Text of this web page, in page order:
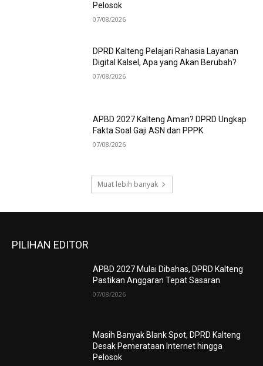
Pelosok
07/08/2026
DPRD Kalteng Pelajari Rahasia Layanan
Digital Kalsel, Apa yang Akan Berubah?
07/08/2026
APBD 2027 Kalteng Aman? DPRD Ungkap
Fakta Soal Gaji ASN dan PPPK
07/08/2026
Muat lebih banyak
PILIHAN EDITOR
APBD 2027 Mulai Dibahas, DPRD Kalteng
Pastikan Anggaran Tepat Sasaran
07/08/2026
Masih Banyak Blank Spot, DPRD Kalteng
Desak Pemerataan Internet hingga
Pelosok